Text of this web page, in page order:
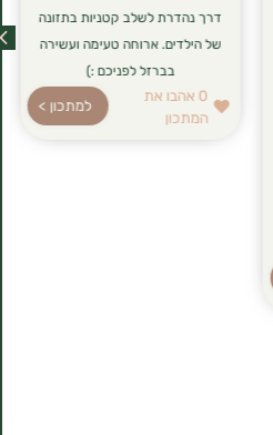
דרך נהדרת לשלב קטניות בתזונה
של הילדים. ארוחה טעימה ועשירה
בברזל לפניכם :)
0 אהבו את
המתכון
למתכון >